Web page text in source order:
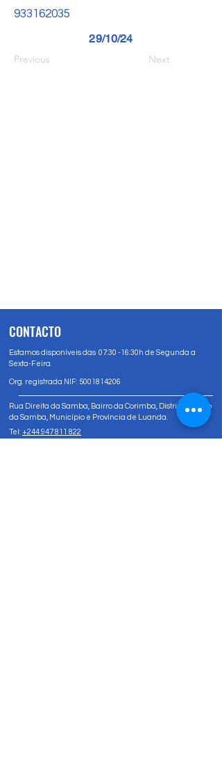
933162035
29/10/24
Previous Next
CONTACTO
Estamos disponíveis das 07:30 -16:30h de Segunda a
Sexta-Feira.
Org. registrada NIF: 5001814206
Rua Direita da Samba, Bairro da Corimba, Distrito Urbano
da Samba, Município e Província de Luanda.
Tel: +244 947 811 822